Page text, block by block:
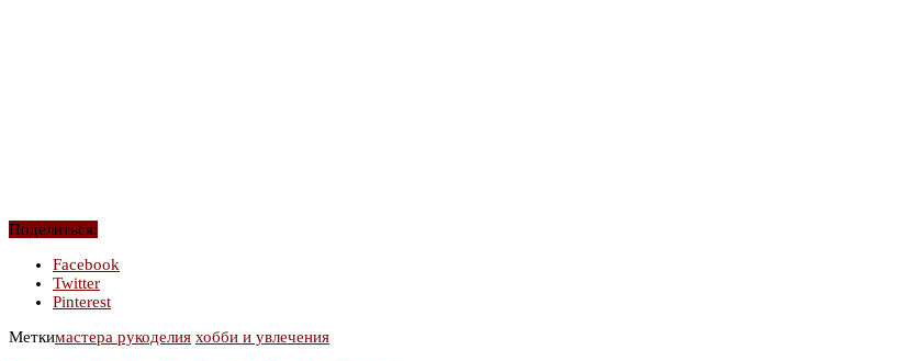
Поделиться:
Facebook
Twitter
Pinterest
Меткимастера рукоделия хобби и увлечения